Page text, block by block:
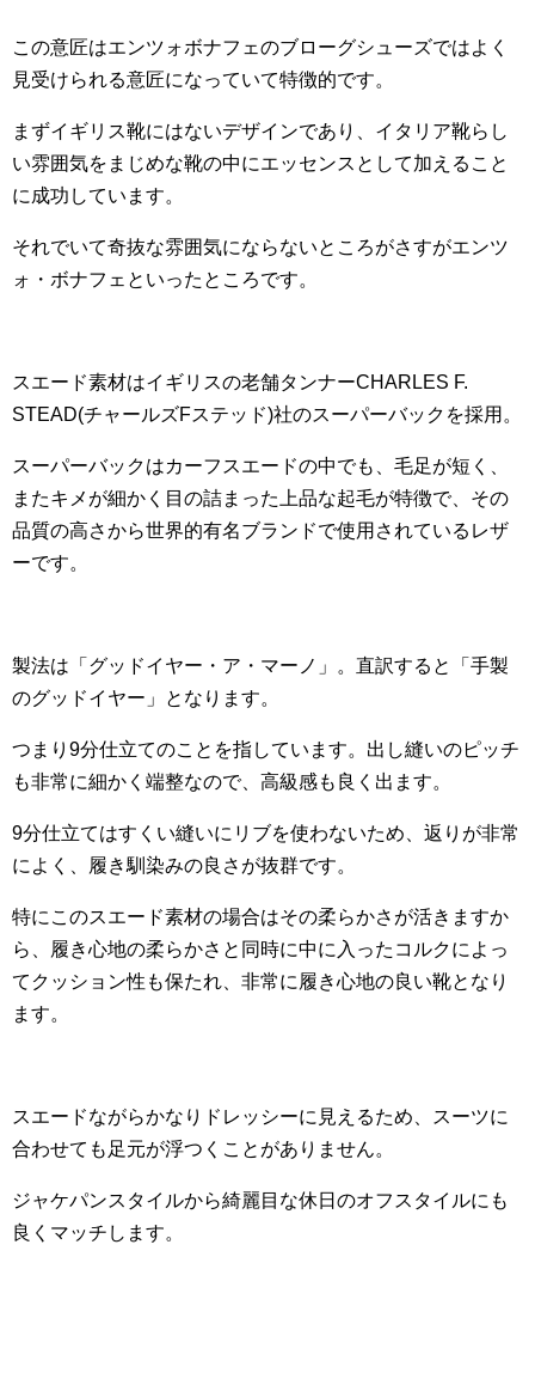
この意匠はエンツォボナフェのブローグシューズではよく
見受けられる意匠になっていて特徴的です。
まずイギリス靴にはないデザインであり、イタリア靴らし
い雰囲気をまじめな靴の中にエッセンスとして加えること
に成功しています。
それでいて奇抜な雰囲気にならないところがさすがエンツ
ォ・ボナフェといったところです。
スエード素材はイギリスの老舗タンナーCHARLES F.
STEAD(チャールズFステッド)社のスーパーバックを採用。
スーパーバックはカーフスエードの中でも、毛足が短く、
またキメが細かく目の詰まった上品な起毛が特徴で、その
品質の高さから世界的有名ブランドで使用されているレザ
ーです。
製法は「グッドイヤー・ア・マーノ」。直訳すると「手製
のグッドイヤー」となります。
つまり9分仕立てのことを指しています。出し縫いのピッチ
も非常に細かく端整なので、高級感も良く出ます。
9分仕立てはすくい縫いにリブを使わないため、返りが非常
によく、履き馴染みの良さが抜群です。
特にこのスエード素材の場合はその柔らかさが活きますか
ら、履き心地の柔らかさと同時に中に入ったコルクによっ
てクッション性も保たれ、非常に履き心地の良い靴となり
ます。
スエードながらかなりドレッシーに見えるため、スーツに
合わせても足元が浮つくことがありません。
ジャケパンスタイルから綺麗目な休日のオフスタイルにも
良くマッチします。